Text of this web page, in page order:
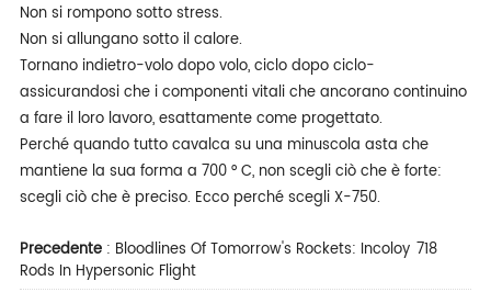
Non si rompono sotto stress.
Non si allungano sotto il calore.
Tornano indietro-volo dopo volo, ciclo dopo ciclo-
assicurandosi che i componenti vitali che ancorano continuino
a fare il loro lavoro, esattamente come progettato.
Perché quando tutto cavalca su una minuscola asta che
mantiene la sua forma a 700 ° C, non scegli ciò che è forte:
scegli ciò che è preciso. Ecco perché scegli X-750.
Precedente: Bloodlines Of Tomorrow's Rockets: Incoloy 718
Rods In Hypersonic Flight